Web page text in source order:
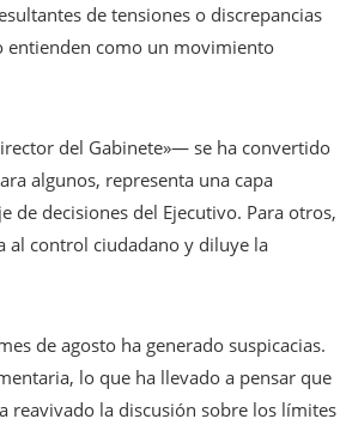
de tensiones o discrepancias
entienden como un movimiento
del Gabinete»— se ha convertido
algunos, representa una capa
de decisiones del Ejecutivo. Para otros,
al control ciudadano y diluye la
de agosto ha generado suspicacias.
lo que ha llevado a pensar que
reavivado la discusión sobre los límites